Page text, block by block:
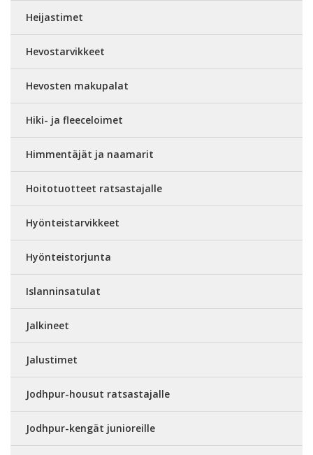
Heijastimet
Hevostarvikkeet
Hevosten makupalat
Hiki- ja fleeceloimet
Himmentäjät ja naamarit
Hoitotuotteet ratsastajalle
Hyönteistarvikkeet
Hyönteistorjunta
Islanninsatulat
Jalkineet
Jalustimet
Jodhpur-housut ratsastajalle
Jodhpur-kengät junioreille